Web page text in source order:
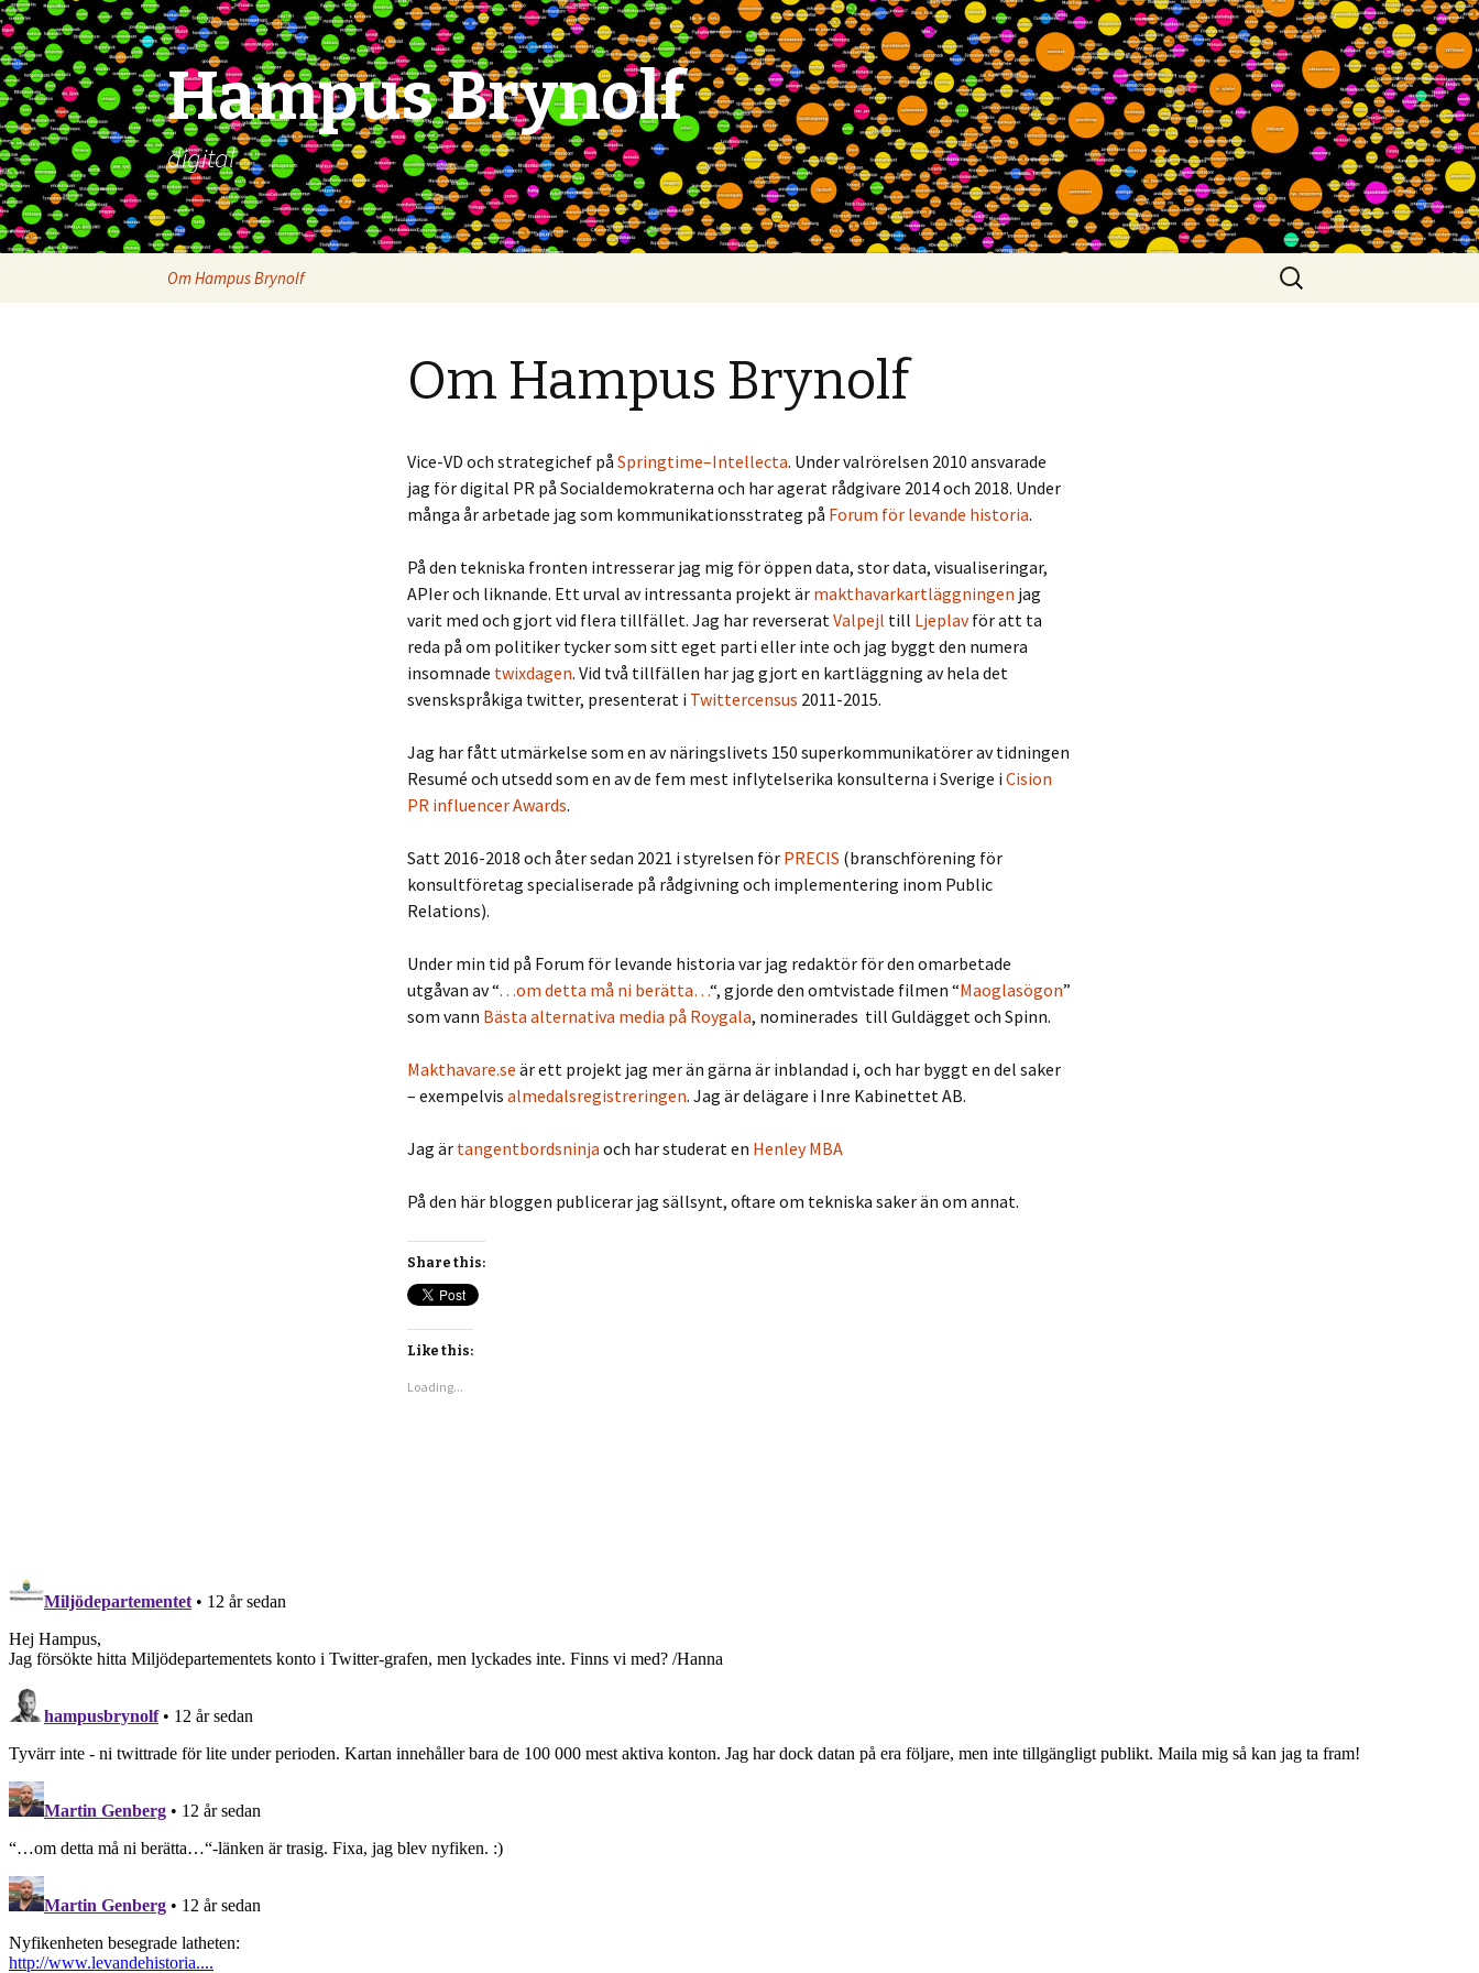
Hampus Brynolf
digital
Skip
Om Hampus Brynolf
Search
for:
Om Hampus Brynolf
Vice-VD och strategichef på Springtime–Intellecta. Under valrörelsen 2010 ansvarade
jag för digital PR på Socialdemokraterna och har agerat rådgivare 2014 och 2018. Under
många år arbetade jag som kommunikationsstrateg på Forum för levande historia.
På den tekniska fronten intresserar jag mig för öppen data, stor data, visualiseringar,
APIer och liknande. Ett urval av intressanta projekt är makthavarkartläggningen jag
varit med och gjort vid flera tillfället. Jag har reverseratValpejl till Ljeplavför att ta
reda på om politiker tycker som sitt eget parti eller inte och jag byggt den numera
insomnade twixdagen. Vid två tillfällen har jag gjort en kartläggning av hela det
svenskspråkiga twitter, presenterat i Twittercensus 2011-2015.
Jag har fått utmärkelse som en av näringslivets 150 superkommunikatörer av tidningen
Resumé och utsedd som en av de fem mest inflytelserika konsulterna i Sverige i Cision
PR influencer Awards.
Satt 2016-2018 och åter sedan 2021 i styrelsen för PRECIS (branschförening för
konsultföretag specialiserade på rådgivning och implementering inom Public
Relations).
Under min tid på Forum för levande historia var jag redaktör för den omarbetade
utgåvan av “…om detta må ni berätta…“, gjorde den omtvistade filmen “Maoglasögon”
som vann Bästa alternativa media på Roygala, nominerades till Guldägget och Spinn.
Makthavare.se är ett projekt jag mer än gärna är inblandad i, och har byggt en del saker
– exempelvis almedalsregistreringen. Jag är delägare i Inre Kabinettet AB.
Jag är tangentbordsninja och har studerat en Henley MBA
På den här bloggen publicerar jag sällsynt, oftare om tekniska saker än om annat.
Share this:
Like this:
Loading...